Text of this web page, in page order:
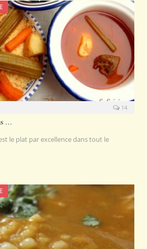
14
…
le plat par excellence dans tout le